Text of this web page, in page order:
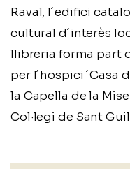
Raval, l´edifici
cultural d´interès
llibreria forma part
per l´hospici ´Casa
la Capella de la
Col·legi de Sant